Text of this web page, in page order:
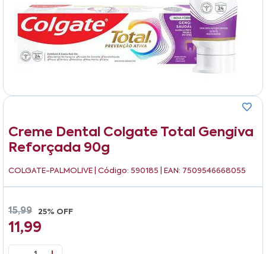
Creme Dental Colgate Total Gengiva
Reforçada 90g
COLGATE-PALMOLIVE | Código: 590185 | EAN: 7509546668055
15,99 25% OFF
11,99